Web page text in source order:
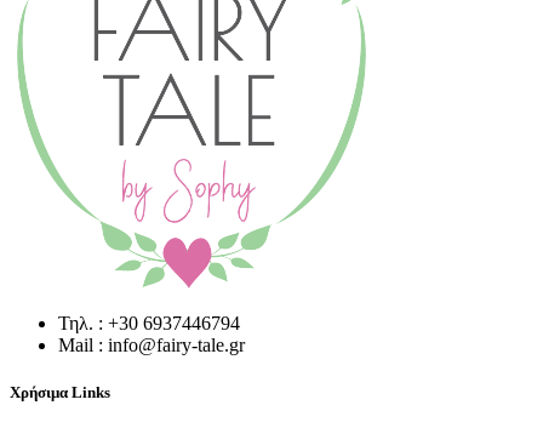
Τηλ. : +30 6937446794
Mail : info@fairy-tale.gr
Χρήσιμα Links